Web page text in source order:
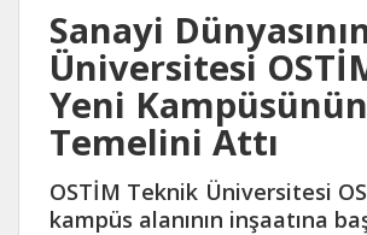
Sanayi
Üniversitesi
Yeni Kampüsünün
Temelini Attı
OSTİM Teknik Üniversitesi
kampüs alanının inşaatına